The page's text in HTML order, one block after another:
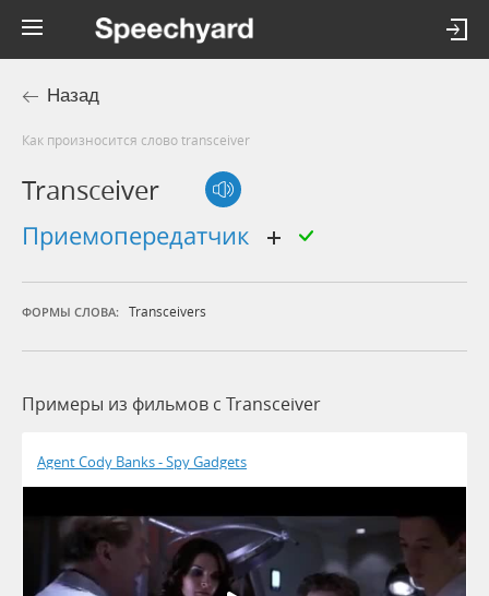
Назад
Как произносится слово transceiver
Transceiver
приемопередатчик
ФОРМЫ СЛОВА: Transceivers
Примеры из фильмов c Transceiver
Agent Cody Banks - Spy Gadgets